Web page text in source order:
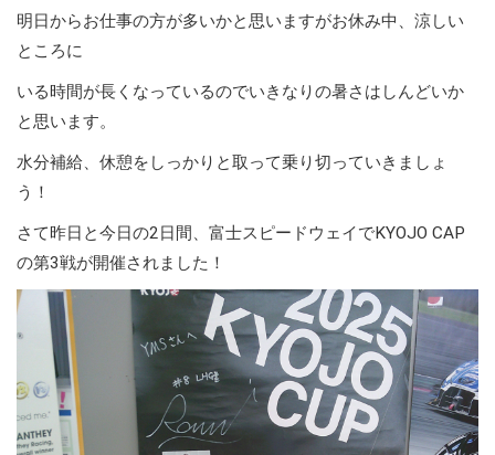
明日からお仕事の方が多いかと思いますがお休み中、涼しい
ところに
いる時間が長くなっているのでいきなりの暑さはしんどいか
と思います。
水分補給、休憩をしっかりと取って乗り切っていきましょ
う！
さて昨日と今日の2日間、富士スピードウェイでKYOJO CAP
の第3戦が開催されました！